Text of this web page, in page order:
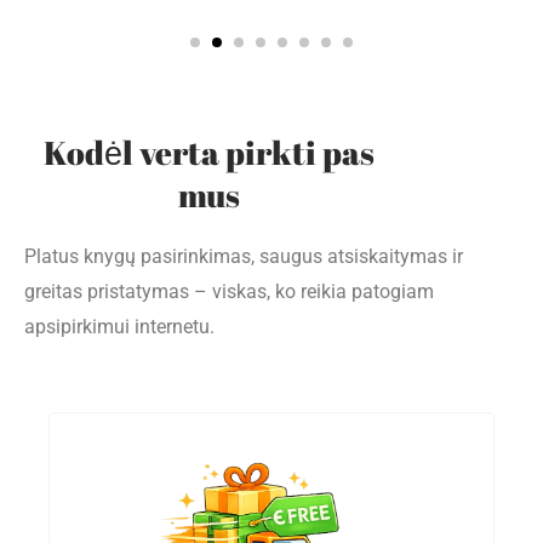
Kodėl verta pirkti pas
mus
Platus knygų pasirinkimas, saugus atsiskaitymas ir
greitas pristatymas – viskas, ko reikia patogiam
apsipirkimui internetu.